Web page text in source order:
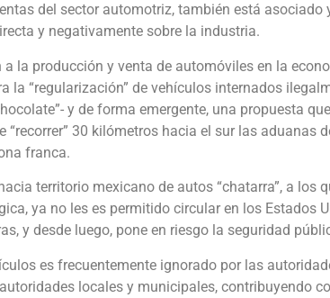
del sector automotriz, también está asociado
y negativamente sobre la industria.
a la producción y venta de automóviles en la
la “regularización” de vehículos internados
y de forma emergente, una propuesta
“recorrer” 30 kilómetros hacia el sur las aduanas
franca.
territorio mexicano de autos “chatarra”, a los
ya no les es permitido circular en los Estados
y desde luego, pone en riesgo la seguridad
es frecuentemente ignorado por las
locales y municipales, contribuyendo